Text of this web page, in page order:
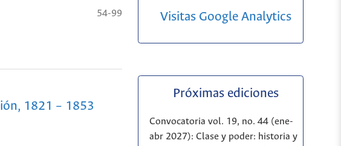
54-99
1821 – 1853
Visitas Google Analytics
Próximas ediciones
Convocatoria vol. 19, no. 44 (ene-
abr 2027): Clase y poder: historia y